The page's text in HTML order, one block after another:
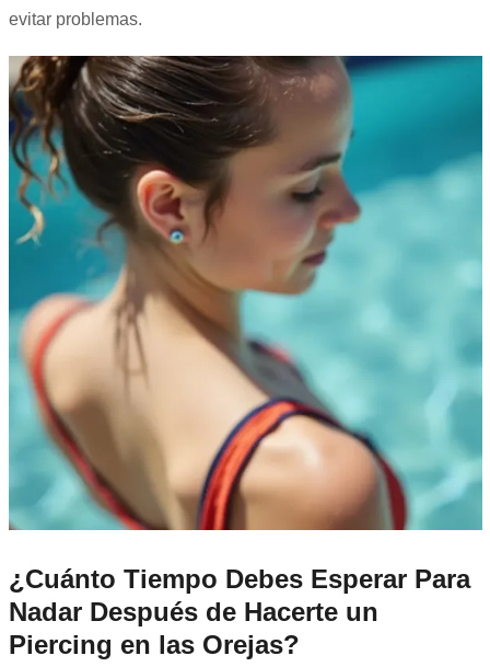
evitar problemas.
¿Cuánto Tiempo Debes Esperar Para
Nadar Después de Hacerte un
Piercing en las Orejas?